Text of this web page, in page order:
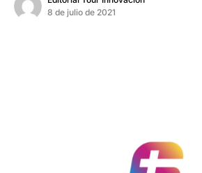
8 de julio de 2021